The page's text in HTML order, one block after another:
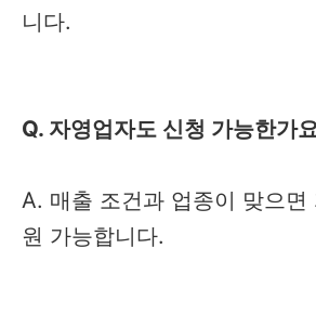
니다.
Q. 자영업자도 신청 가능한가
A. 매출 조건과 업종이 맞으면
원 가능합니다.